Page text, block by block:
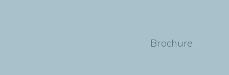
Brochure